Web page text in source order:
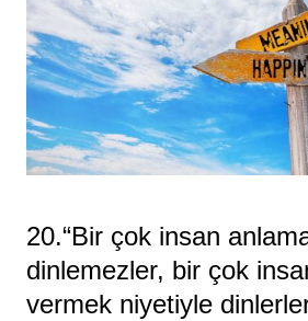
20.“Bir çok insan
dinlemezler, bir çok
vermek niyetiyle